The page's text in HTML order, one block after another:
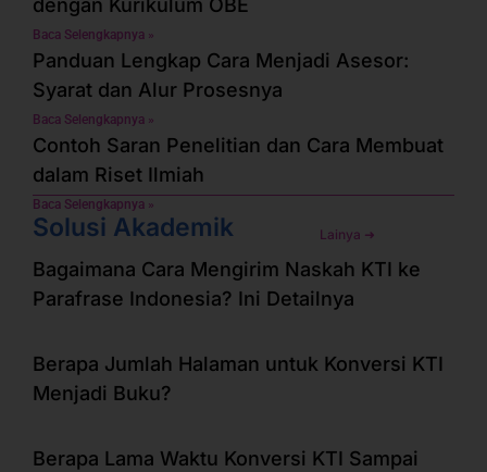
dengan Kurikulum OBE
Baca Selengkapnya »
Panduan Lengkap Cara Menjadi Asesor:
Syarat dan Alur Prosesnya
Baca Selengkapnya »
Contoh Saran Penelitian dan Cara Membuat
dalam Riset Ilmiah
Baca Selengkapnya »
Solusi Akademik Lainya ➜
Bagaimana Cara Mengirim Naskah KTI ke
Parafrase Indonesia? Ini Detailnya
Berapa Jumlah Halaman untuk Konversi KTI
Menjadi Buku?
Berapa Lama Waktu Konversi KTI Sampai